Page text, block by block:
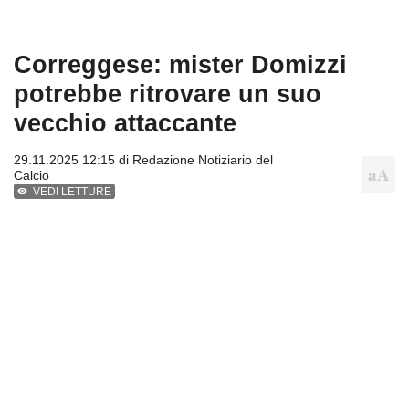
Correggese: mister Domizzi
potrebbe ritrovare un suo
vecchio attaccante
29.11.2025 12:15 di Redazione Notiziario del
Calcio
VEDI LETTURE